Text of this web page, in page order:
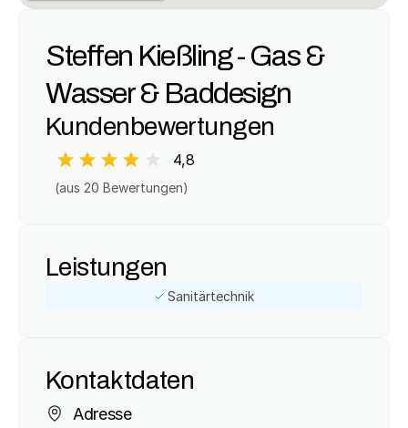
Steffen Kießling - Gas &
Wasser & Baddesign
Kundenbewertungen
4,8
(aus 20 Bewertungen)
Leistungen
Sanitärtechnik
Kontaktdaten
Adresse